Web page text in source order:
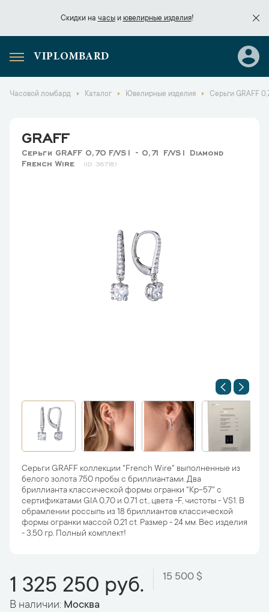
Скидки на часыи ювелирные изделия!
Скидки начасы
VIPLOMBARD
Часовой ломбард Каталог Ювелирные изделия Серьги GRAFF
GRAFF
Серьги GRAFF 0,70 F/VS1 - 0,71 F/VS1 Diamond
French Wire
36718
Серьги GRAFF коллекции "French Wire" выполненные из
белого золота 750 пробы с бриллиантами. Два
бриллианта классической формы огранки "Кр-57" с
сертификатами GIA 0,70 и 0.71 ct., цвета -F, чистоты - VS1. В
обрамлении россыпь из 18 бриллиантов классической
формы огранки массой 0,21 ct. Размер - 24 мм. Вес изделия
- 3,50 гр. Полный комплект!
1 325 250 руб. 15 500 $
В наличии: Москва